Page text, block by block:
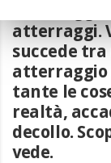
Atterraggi,
atterraggi.
succede
atterraggio
tante le
realtà,
decollo.
vede.